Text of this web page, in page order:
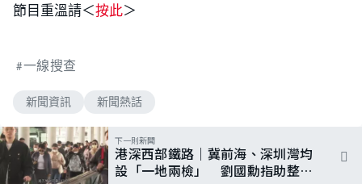
節目重溫請＜按此＞
一線搜查
新聞資訊 新聞熱話
下一則新聞
港深西部鐵路｜冀前海、深圳灣均
設「一地兩檢」 劉國勳指助整體